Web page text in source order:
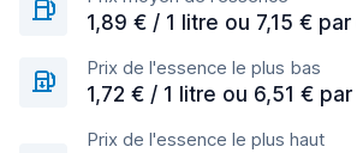
1,89 € / 1 litre ou 7,15 €
Prix de l'essence le plus bas
1,72 € / 1 litre ou 6,51 €
Prix de l'essence le plus haut